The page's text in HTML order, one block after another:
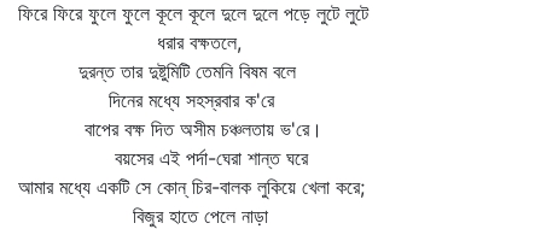
ফিরে ফিরে ফুলে ফুলে কূলে কূলে দুলে দুলে পড়ে লুটে লুটে
ধরার বক্ষতলে,
দুরন্ত তার দুষ্টুমিটি তেমনি বিষম বলে
দিনের মধ্যে সহস্রবার ক'রে
বাপের বক্ষ দিত অসীম চঞ্চলতায় ভ'রে।
বয়সের এই পর্দা-ঘেরা শান্ত ঘরে
আমার মধ্যে একটি সে কোন্‌ চির-বালক লুকিয়ে খেলা করে;
বিজুর হাতে পেলে নাড়া